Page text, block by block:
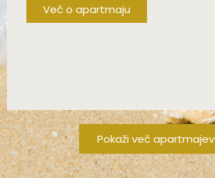
Več o apartmaju
Pokaži več apartmajev